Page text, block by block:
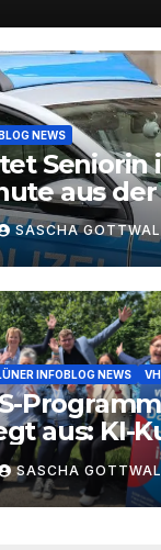
NEWS
Seniorin
aus
SASCHA
INFOBLOG NEWS
Programm
aus: KI-
und neue
SASCHA